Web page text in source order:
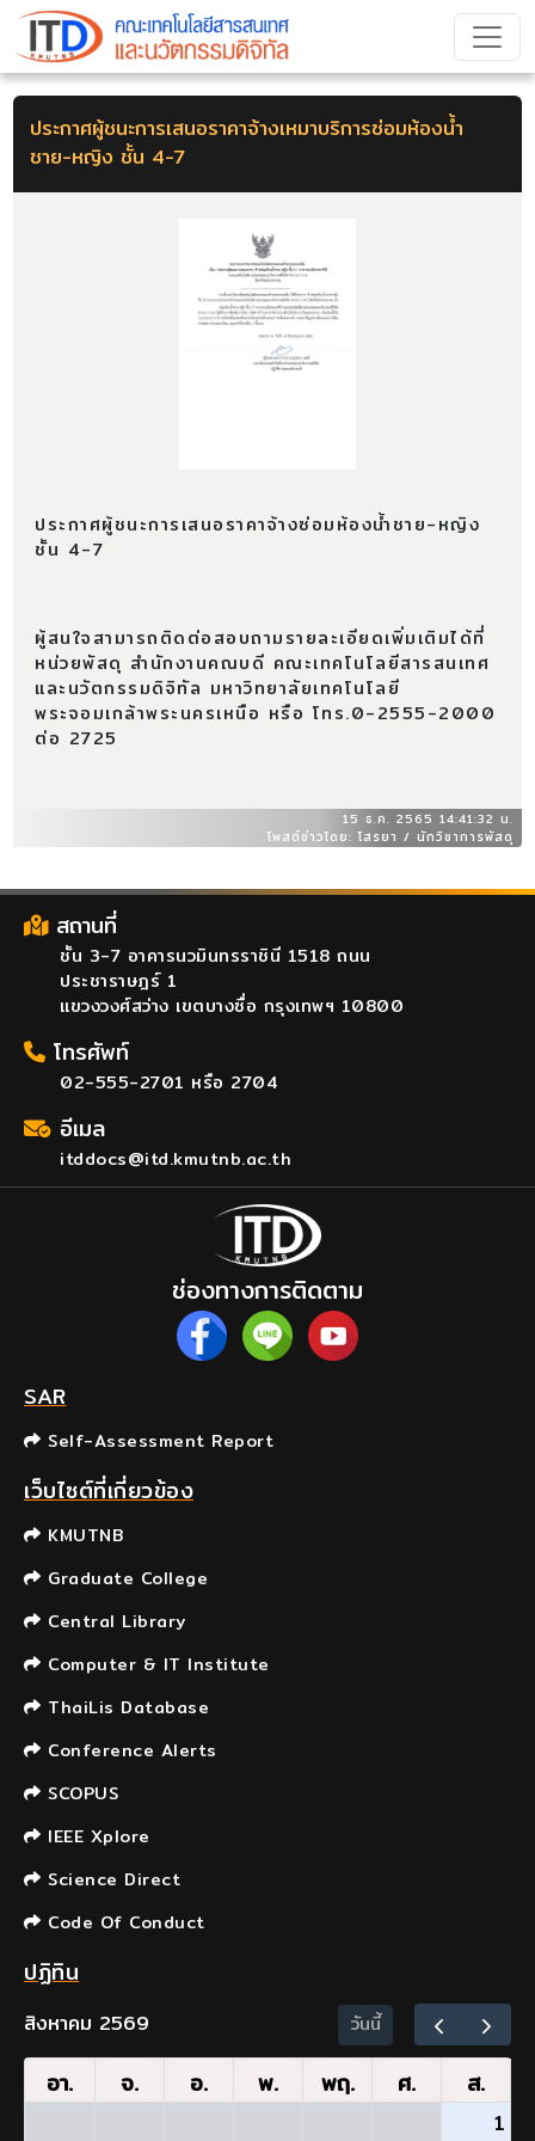
ประกาศผู้ชนะการเสนอราคาจ้างเหมาบริการซ่อมห้องน้ำ
ชาย-หญิง ชั้น 4-7
ประกาศผู้ชนะการเสนอราคาจ้างซ่อมห้องน้ำชาย-หญิง
ชั้น 4-7
ผู้สนใจสามารถติดต่อสอบถามรายละเอียดเพิ่มเติมได้ที่
หน่วยพัสดุ สำนักงานคณบดี คณะเทคโนโลยีสารสนเทศ
และนวัตกรรมดิจิทัล มหาวิทยาลัยเทคโนโลยี
พระจอมเกล้าพระนครเหนือ หรือ โทร.0-2555-2000
ต่อ 2725
15 ธ.ค. 2565 14:41:32 น.
โพสต์ข่าวโดย: โสรยา / นักวิชาการพัสดุ
สถานที่
ชั้น 3-7 อาคารนวมินทรราชินี 1518 ถนน
ประชาราษฎร์ 1
แขวงวงศ์สว่าง เขตบางซื่อ กรุงเทพฯ 10800
โทรศัพท์
02-555-2701 หรือ 2704
อีเมล
itddocs@itd.kmutnb.ac.th
ช่องทางการติดตาม
SAR
Self-Assessment Report
เว็บไซต์ที่เกี่ยวข้อง
KMUTNB
Graduate College
Central Library
Computer & IT Institute
ThaiLis Database
Conference Alerts
SCOPUS
IEEE Xplore
Science Direct
Code Of Conduct
ปฏิทิน
สิงหาคม 2569 วันนี้
อา. จ. อ. พ. พฤ. ศ. ส.
1